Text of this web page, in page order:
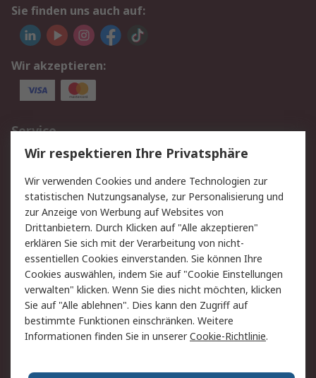
Sie finden uns auch auf:
Wir akzeptieren:
Service
Value Added Services
Lieferlösungen
Rücksendungen
Kontakt
Hilfe
Rechtliches
AGB
Datenschutz
Cookie-Richtlinie
Zahlungsbedingungen
Copyright/Impressum
Über RS
Wir respektieren Ihre Privatsphäre
Wir verwenden Cookies und andere Technologien zur
statistischen Nutzungsanalyse, zur Personalisierung und
zur Anzeige von Werbung auf Websites von
Drittanbietern. Durch Klicken auf "Alle akzeptieren"
erklären Sie sich mit der Verarbeitung von nicht-
essentiellen Cookies einverstanden. Sie können Ihre
Cookies auswählen, indem Sie auf "Cookie Einstellungen
verwalten" klicken. Wenn Sie dies nicht möchten, klicken
Sie auf "Alle ablehnen". Dies kann den Zugriff auf
bestimmte Funktionen einschränken. Weitere
Informationen finden Sie in unsererCookie-Richtlinie.